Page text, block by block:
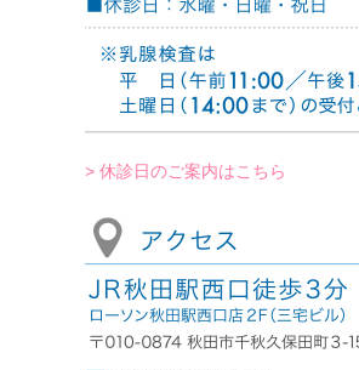
> 休診日のご案内はこちら